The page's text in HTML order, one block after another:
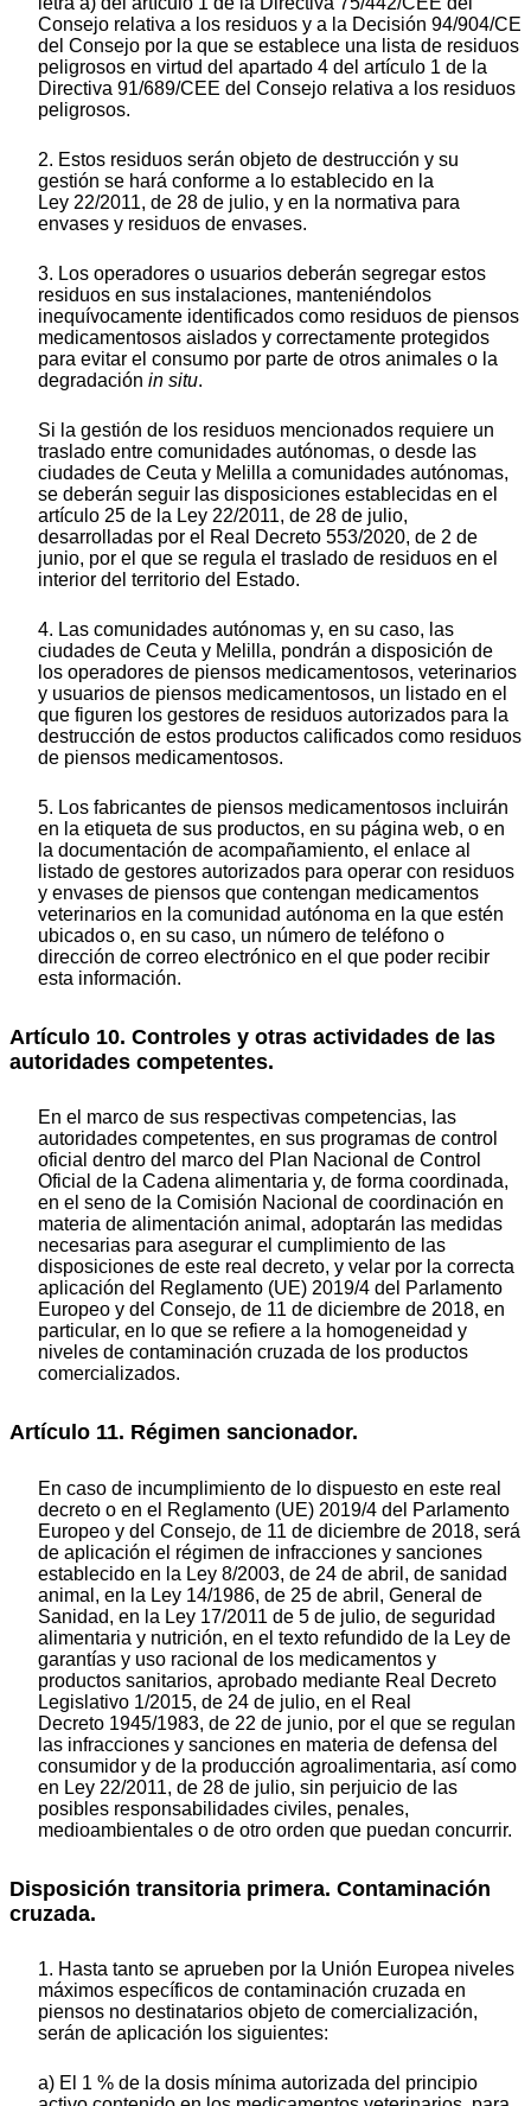
Consejo relativa a los residuos y a la Decisión 94/904/CE
del Consejo por la que se establece una lista de residuos
peligrosos en virtud del apartado 4 del artículo 1 de la
Directiva 91/689/CEE del Consejo relativa a los residuos
peligrosos.
2. Estos residuos serán objeto de destrucción y su
gestión se hará conforme a lo establecido en la
Ley 22/2011, de 28 de julio, y en la normativa para
envases y residuos de envases.
3. Los operadores o usuarios deberán segregar estos
residuos en sus instalaciones, manteniéndolos
inequívocamente identificados como residuos de piensos
medicamentosos aislados y correctamente protegidos
para evitar el consumo por parte de otros animales o la
degradación in situ.
Si la gestión de los residuos mencionados requiere un
traslado entre comunidades autónomas, o desde las
ciudades de Ceuta y Melilla a comunidades autónomas,
se deberán seguir las disposiciones establecidas en el
artículo 25 de la Ley 22/2011, de 28 de julio,
desarrolladas por el Real Decreto 553/2020, de 2 de
junio, por el que se regula el traslado de residuos en el
interior del territorio del Estado.
4. Las comunidades autónomas y, en su caso, las
ciudades de Ceuta y Melilla, pondrán a disposición de
los operadores de piensos medicamentosos, veterinarios
y usuarios de piensos medicamentosos, un listado en el
que figuren los gestores de residuos autorizados para la
destrucción de estos productos calificados como residuos
de piensos medicamentosos.
5. Los fabricantes de piensos medicamentosos incluirán
en la etiqueta de sus productos, en su página web, o en
la documentación de acompañamiento, el enlace al
listado de gestores autorizados para operar con residuos
y envases de piensos que contengan medicamentos
veterinarios en la comunidad autónoma en la que estén
ubicados o, en su caso, un número de teléfono o
dirección de correo electrónico en el que poder recibir
esta información.
Artículo 10. Controles y otras actividades de las
autoridades competentes.
En el marco de sus respectivas competencias, las
autoridades competentes, en sus programas de control
oficial dentro del marco del Plan Nacional de Control
Oficial de la Cadena alimentaria y, de forma coordinada,
en el seno de la Comisión Nacional de coordinación en
materia de alimentación animal, adoptarán las medidas
necesarias para asegurar el cumplimiento de las
disposiciones de este real decreto, y velar por la correcta
aplicación del Reglamento (UE) 2019/4 del Parlamento
Europeo y del Consejo, de 11 de diciembre de 2018, en
particular, en lo que se refiere a la homogeneidad y
niveles de contaminación cruzada de los productos
comercializados.
Artículo 11. Régimen sancionador.
En caso de incumplimiento de lo dispuesto en este real
decreto o en el Reglamento (UE) 2019/4 del Parlamento
Europeo y del Consejo, de 11 de diciembre de 2018, será
de aplicación el régimen de infracciones y sanciones
establecido en la Ley 8/2003, de 24 de abril, de sanidad
animal, en la Ley 14/1986, de 25 de abril, General de
Sanidad, en la Ley 17/2011 de 5 de julio, de seguridad
alimentaria y nutrición, en el texto refundido de la Ley de
garantías y uso racional de los medicamentos y
productos sanitarios, aprobado mediante Real Decreto
Legislativo 1/2015, de 24 de julio, en el Real
Decreto 1945/1983, de 22 de junio, por el que se regulan
las infracciones y sanciones en materia de defensa del
consumidor y de la producción agroalimentaria, así como
en Ley 22/2011, de 28 de julio, sin perjuicio de las
posibles responsabilidades civiles, penales,
medioambientales o de otro orden que puedan concurrir.
Disposición transitoria primera. Contaminación
cruzada.
1. Hasta tanto se aprueben por la Unión Europea niveles
máximos específicos de contaminación cruzada en
piensos no destinatarios objeto de comercialización,
serán de aplicación los siguientes:
a) El 1 % de la dosis mínima autorizada del principio